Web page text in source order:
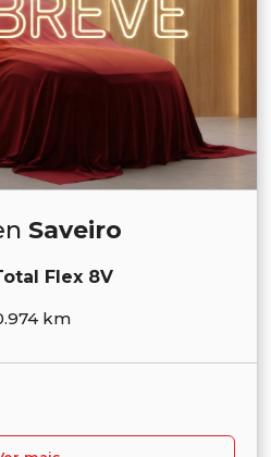
Saveiro
Flex 8V
km